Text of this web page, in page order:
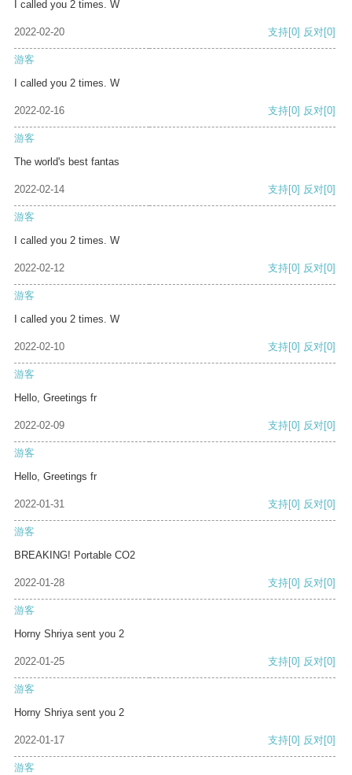
I called you 2 times. W
2022-02-20 支持[0] 反对[0]
游客
I called you 2 times. W
2022-02-16 支持[0] 反对[0]
游客
The world's best fantas
2022-02-14 支持[0] 反对[0]
游客
I called you 2 times. W
2022-02-12 支持[0] 反对[0]
游客
I called you 2 times. W
2022-02-10 支持[0] 反对[0]
游客
Hello, Greetings fr
2022-02-09 支持[0] 反对[0]
游客
Hello, Greetings fr
2022-01-31 支持[0] 反对[0]
游客
BREAKING! Portable CO2
2022-01-28 支持[0] 反对[0]
游客
Horny Shriya sent you 2
2022-01-25 支持[0] 反对[0]
游客
Horny Shriya sent you 2
2022-01-17 支持[0] 反对[0]
游客